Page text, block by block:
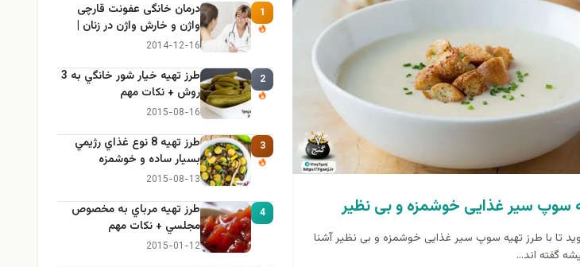
سوپ سیر غذایی خوشمزه و بی نظیر
تا با طرز تهیه سوپ سیر غذایی خوشمزه و بی نظیر آشنا
گفته اند...
1
درمان خانگی عفونت قارچی
واژن و خارش واژن در زنان |
راهنمای کامل، ایمن و کاربردی
2014-12-16
2
طرز تهيه خیار شور خانگي به 3
روش + نكات مهم
2015-08-16
3
طرز تهيه 8 نوع غذاي رژيمي
بسيار ساده و خوشمزه
2015-08-13
4
طرز تهيه مرباي به مخصوص
مجلسي + نكات مهم
2015-01-12